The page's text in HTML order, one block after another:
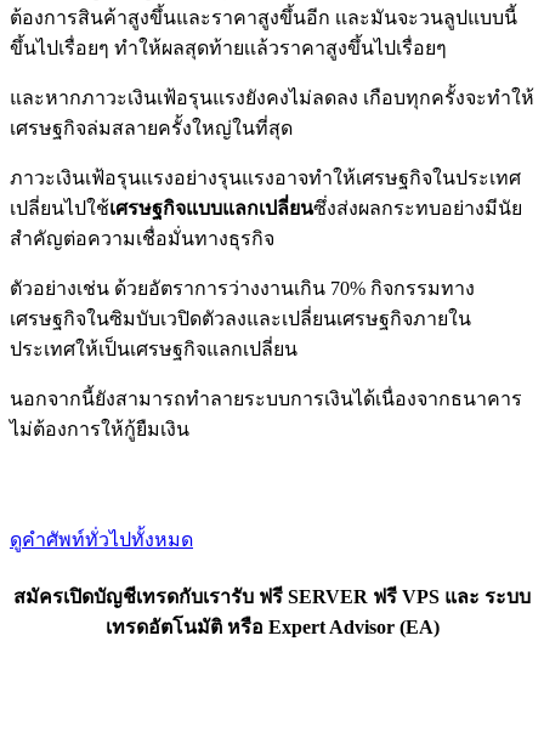
ต้องการสินค้าสูงขึ้นและราคาสูงขึ้นอีก เเละมันจะวนลูปแบบนี้
ขึ้นไปเรื่อยๆ ทำให้ผลสุดท้ายเเล้วราคาสูงขึ้นไปเรื่อยๆ
และหากภาวะเงินเฟ้อรุนแรงยังคงไม่ลดลง เกือบทุกครั้งจะทำให้
เศรษฐกิจล่มสลายครั้งใหญ่ในที่สุด
ภาวะเงินเฟ้อรุนแรงอย่างรุนแรงอาจทำให้เศรษฐกิจในประเทศ
เปลี่ยนไปใช้เศรษฐกิจแบบแลกเปลี่ยนซึ่งส่งผลกระทบอย่างมีนัย
สำคัญต่อความเชื่อมั่นทางธุรกิจ
ตัวอย่างเช่น ด้วยอัตราการว่างงานเกิน 70% กิจกรรมทาง
เศรษฐกิจในซิมบับเวปิดตัวลงและเปลี่ยนเศรษฐกิจภายใน
ประเทศให้เป็นเศรษฐกิจแลกเปลี่ยน
นอกจากนี้ยังสามารถทำลายระบบการเงินได้เนื่องจากธนาคาร
ไม่ต้องการให้กู้ยืมเงิน
ดูคำศัพท์ทั่วไปทั้งหมด
สมัครเปิดบัญชีเทรดกับเรารับ ฟรี SERVER ฟรี VPS และ ระบบ
เทรดอัตโนมัติ หรือ Expert Advisor (EA)